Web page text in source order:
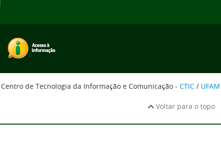
Centro de Tecnologia da Informação e Comunicação - CTIC / UFAM
Voltar para o topo